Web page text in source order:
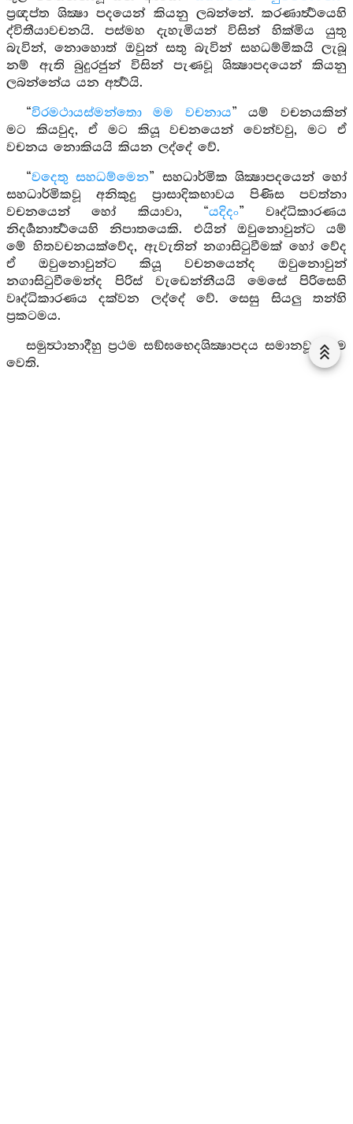
ප්‍රඥප්ත ශික්‍ෂා පදයෙන් කියනු ලබන්නේ. කරණාර්‍ත්‍ථයෙහි
ද්විතීයාවචනයි. පස්මහ දැහැමියන් විසින් හික්මිය යුතු
බැවින්, නොහොත් ඔවුන් සතු බැවින් සහධම්මිකයි ලැබූ
නම් ඇති බුදුරජුන් විසින් පැණවූ ශික්‍ෂාපදයෙන් කියනු
ලබන්නේය යන අර්‍ත්‍ථයි.
“විරමථායස්මන්තො මම වචනාය” යම් වචනයකින්
මට කියවුද, ඒ මට කියූ වචනයෙන් වෙන්වවු, මට ඒ
වචනය නොකියයි කියන ලද්දේ වේ.
“වදෙතු සහධම්මෙන” සහධාර්මික ශික්‍ෂාපදයෙන් හෝ
සහධාර්මිකවූ අනිකුදු ප්‍රාසාදිකභාවය පිණිස පවත්නා
වචනයෙන් හෝ කියාවා, “යදිදං” වෘද්ධිකාරණය
නිදර්‍ශනාර්‍ත්‍ථයෙහි නිපාතයෙකි. එයින් ඔවුනොවුන්ට යම්
මේ හිතවචනයක්වේද, ඇවැතින් නගාසිටුවීමක් හෝ වේද
ඒ ඔවුනොවුන්ට කියූ වචනයෙන්ද ඔවුනොවුන්
නගාසිටුවීමෙන්ද පිරිස් වැඩෙන්නීයයි මෙසේ පිරිසෙහි
වෘද්ධිකාරණය දක්වන ලද්දේ වේ. සෙසු සියලු තන්හි
ප්‍රකටමය.
සමුත්‍ථානාදීහු ප්‍රථම සඞ්ඝභෙදශික්‍ෂාපදය සමානවූවාහුම
වෙති.